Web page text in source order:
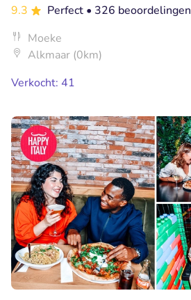
9.3
Perfect • 326 beoordelingen
Moeke
Alkmaar (0km)
Verkocht: 41